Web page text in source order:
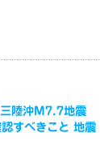
陸沖M7.7地震
すべきこと 地震